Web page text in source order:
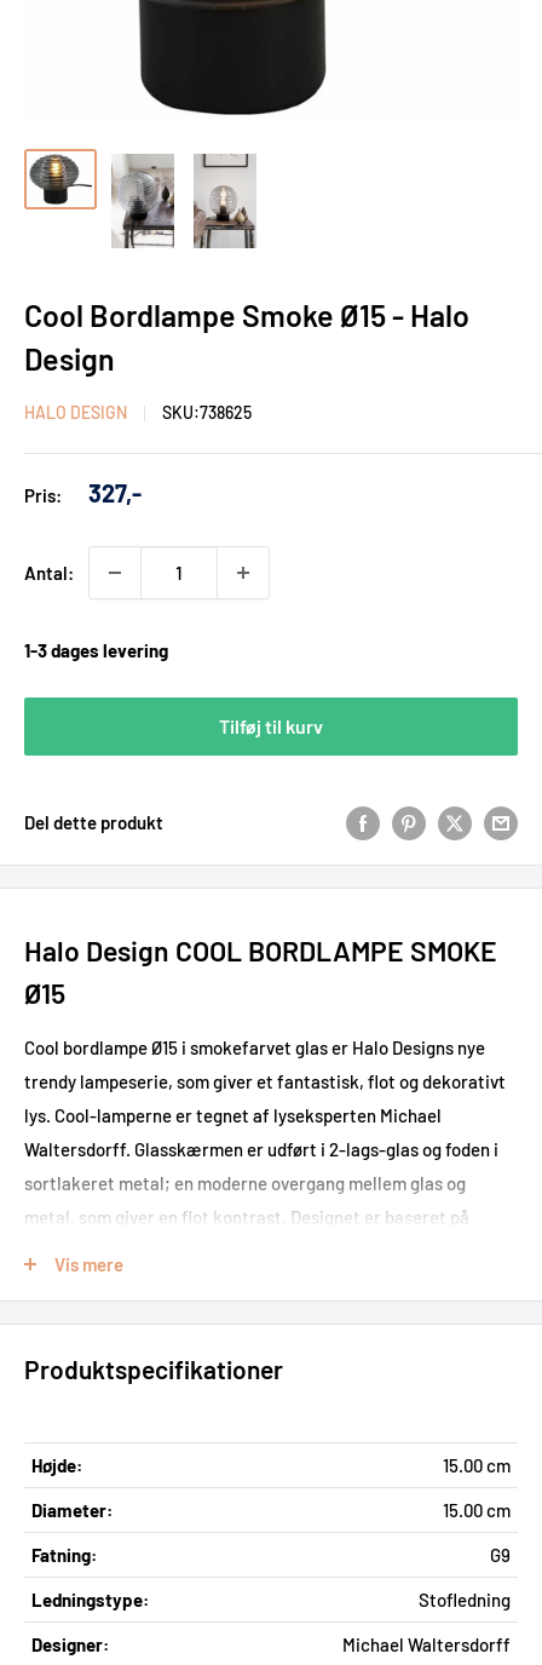
Cool Bordlampe Smoke Ø15 - Halo
Design
HALO DESIGN SKU:738625
Pris:
Udsalgs
327,-
Antal:
1-3 dages levering
Tilføj til kurv
Del dette produkt
Halo Design COOL BORDLAMPE SMOKE
Ø15
Cool bordlampe Ø15 i smokefarvet glas er Halo Designs nye
trendy lampeserie, som giver et fantastisk, flot og dekorativt
lys. Cool-lamperne er tegnet af lyseksperten Michael
Waltersdorff. Glasskærmen er udført i 2-lags-glas og foden i
sortlakeret metal; en moderne overgang mellem glas og
metal, som giver en flot kontrast. Designet er baseret på
E27, hvor vi varmt kan anbefale lyskilde fra COLORS by Halo
stemning, der skal være i rummet. Der medfølger formonteret
tekstilkabel med afbryder.
Vis mere
Produktspecifikationer
Højde: 15.00 cm
Diameter: 15.00 cm
Fatning: G9
Ledningstype: Stofledning
Designer: Michael Waltersdorff